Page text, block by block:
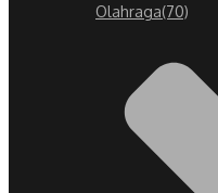
Olahraga(70)